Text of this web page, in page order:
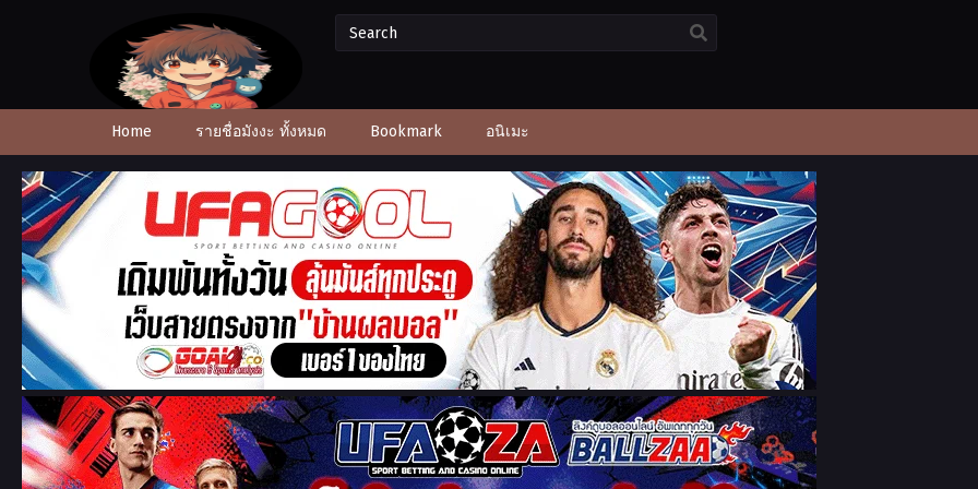
Home รายชื่อมังงะ ทั้งหมด Bookmark อนิเมะ